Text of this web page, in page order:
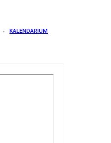
KALENDARIUM